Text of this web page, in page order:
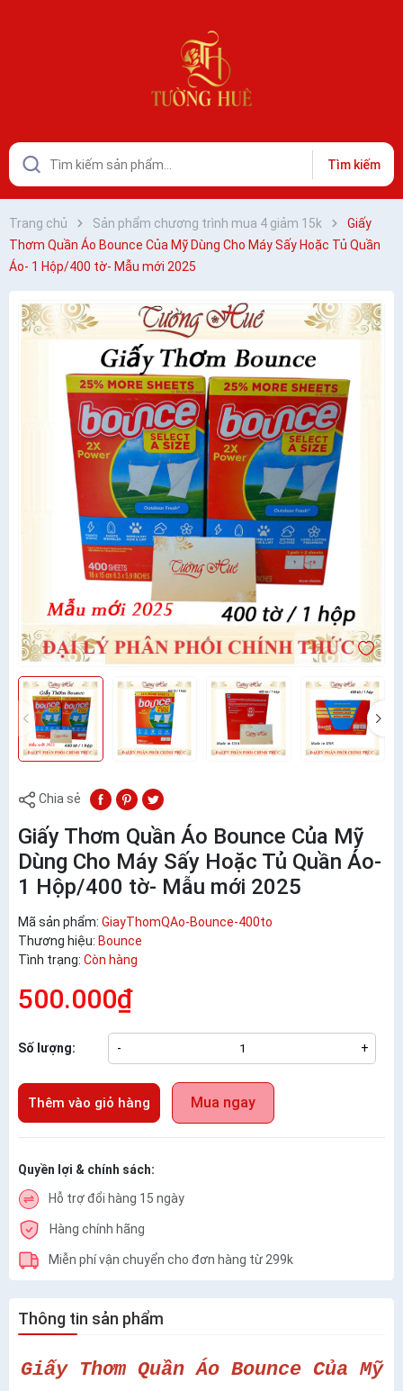
Tìm kiếm
Trang chủ Sản phẩm chương trình mua 4 giảm 15k
Giấy
Thơm Quần Áo Bounce Của Mỹ Dùng Cho Máy Sấy Hoặc Tủ Quần
Áo- 1 Hộp/400 tờ- Mẫu mới 2025
Chia sẻ
Giấy Thơm Quần Áo Bounce Của Mỹ
Dùng Cho Máy Sấy Hoặc Tủ Quần Áo-
1 Hộp/400 tờ- Mẫu mới 2025
Mã sản phẩm: GiayThomQAo-Bounce-400to
Thương hiệu: Bounce
Tình trạng: Còn hàng
500.000₫
Số lượng: - +
Thêm vào giỏ hàng Mua ngay
Quyền lợi & chính sách:
Hỗ trợ đổi hàng 15 ngày
Hàng chính hãng
Miễn phí vận chuyển cho đơn hàng từ 299k
Thông tin sản phẩm
Giấy Thơm Quần Áo Bounce Của Mỹ